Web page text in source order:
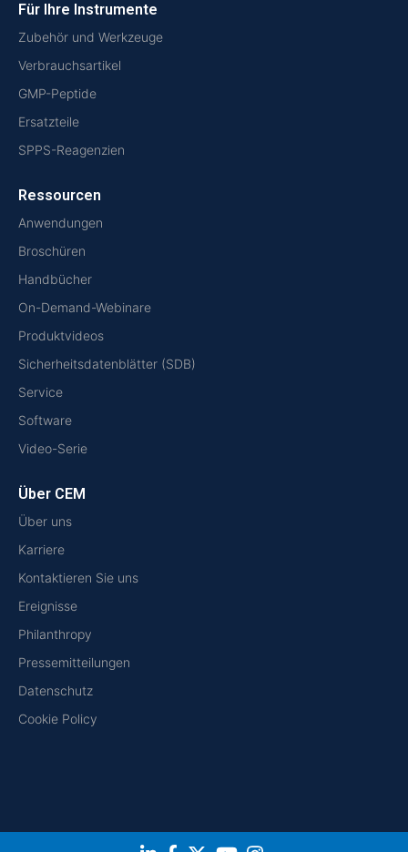
Für Ihre Instrumente
Zubehör und Werkzeuge
Verbrauchsartikel
GMP-Peptide
Ersatzteile
SPPS-Reagenzien
Ressourcen
Anwendungen
Broschüren
Handbücher
On-Demand-Webinare
Produktvideos
Sicherheitsdatenblätter (SDB)
Service
Software
Video-Serie
Über CEM
Über uns
Karriere
Kontaktieren Sie uns
Ereignisse
Philanthropy
Pressemitteilungen
Datenschutz
Cookie Policy